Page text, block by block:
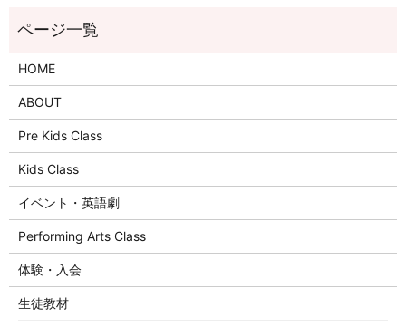
HOME
ABOUT
Pre Kids Class
Kids Class
イベント・英語劇
Performing Arts Class
体験・入会
生徒教材